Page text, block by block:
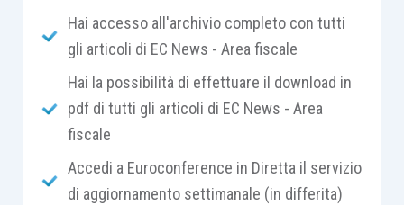
“società di partecipazione”)la disposizione in
commento distingue tra le “società di
partecipazione finanziaria”(altrimenti dette
“holding finanziarie”) e le “società di
partecipazione non finanziaria
holdingindustriali”):
Hai accesso all'archivio completo con tutti
gli articoli di EC News - Area fiscale
Hai la possibilità di effettuare il download in
pdf di tutti gli articoli di EC News - Area
fiscale
Accedi a Euroconference in Diretta il servizio
di aggiornamento settimanale (in differita)